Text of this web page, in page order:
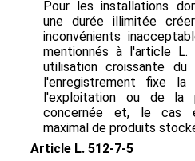
Pour les installations
une durée illimitée
inconvénients
mentionnés à l'article
utilisation croissante
l'enregistrement fixe la
l'exploitation ou de la
concernée et, le cas
maximal de produits
Article L. 512-7-5